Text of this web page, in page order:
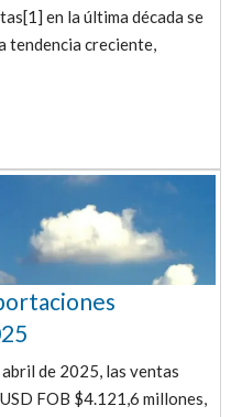
en la última década se
tendencia creciente,
de 2025, las ventas
FOB $4.121,6 millones,